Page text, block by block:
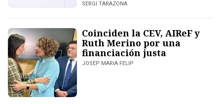
SERGI TARAZONA
Coinciden la CEV, AIReF y
Ruth Merino por una
financiación justa
JOSEP MARIA FELIP